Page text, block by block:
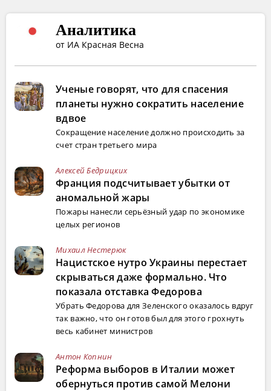
Аналитика
от ИА Красная Весна
Ученые говорят, что для спасения
планеты нужно сократить население
вдвое
Сокращение население должно происходить за
счет стран третьего мира
Алексей Бедрицких
Франция подсчитывает убытки от
аномальной жары
Пожары нанесли серьёзный удар по экономике
целых регионов
Михаил Нестерюк
Нацистское нутро Украины перестает
скрываться даже формально. Что
показала отставка Федорова
Убрать Федорова для Зеленского оказалось вдруг
так важно, что он готов был для этого грохнуть
весь кабинет министров
Антон Копнин
Реформа выборов в Италии может
обернуться против самой Мелони